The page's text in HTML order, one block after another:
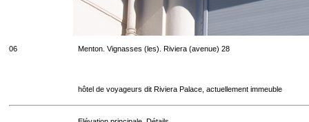
06 Menton. Vignasses (les). Riviera (avenue) 28
hôtel de voyageurs dit Riviera Palace, actuellement immeuble